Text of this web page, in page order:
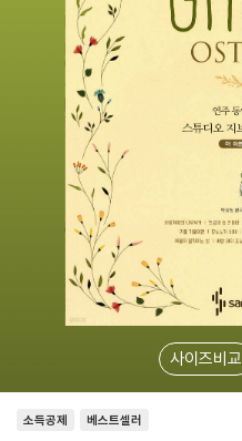
사이즈비교
소득공제 베스트셀러